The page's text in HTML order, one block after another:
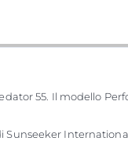
55. Il modello